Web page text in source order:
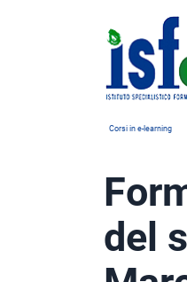
Istituto
e
lavoro
Corsi in e-learning
del